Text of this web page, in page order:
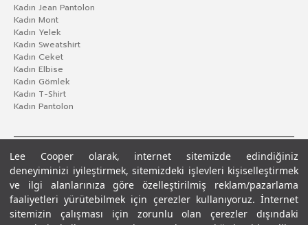
Lee Cooper olarak, internet sitemizde edindiğiniz
deneyiminizi iyileştirmek, sitemizdeki işlevleri kişiselleştirmek
ve ilgi alanlarınıza göre özelleştirilmiş reklam/pazarlama
faaliyetleri yürütebilmek için çerezler kullanıyoruz. İnternet
sitemizin çalışması için zorunlu olan çerezler dışındaki
Kadın Jean Pantolon
Kadın Mont
Kadın Yelek
Kadın Sweatshirt
Kadın Ceket
Kadın Elbise
Kadın Gömlek
Kadın T-Shirt
Kadın Pantolon